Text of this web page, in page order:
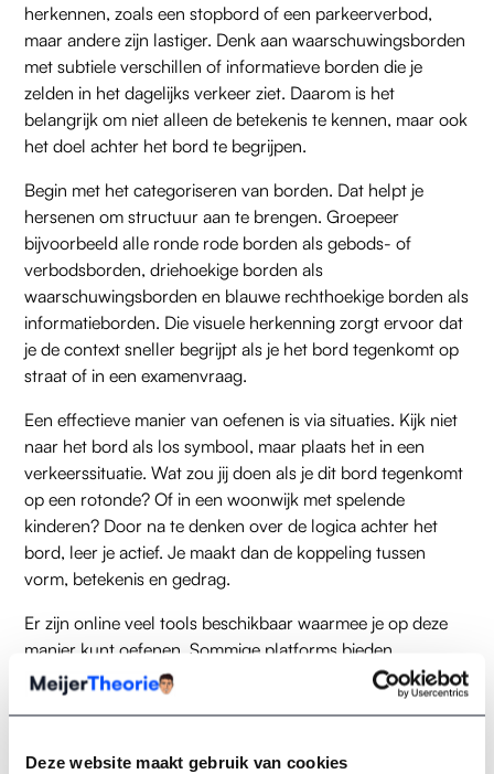
Deze website maakt gebruik van cookies
herkennen, zoals een stopbord of een parkeerverbod,
maar andere zijn lastiger. Denk aan waarschuwingsborden
met subtiele verschillen of informatieve borden die je
zelden in het dagelijks verkeer ziet. Daarom is het
belangrijk om niet alleen de betekenis te kennen, maar ook
het doel achter het bord te begrijpen.
Begin met het categoriseren van borden. Dat helpt je
hersenen om structuur aan te brengen. Groepeer
bijvoorbeeld alle ronde rode borden als gebods- of
verbodsborden, driehoekige borden als
waarschuwingsborden en blauwe rechthoekige borden als
informatieborden. Die visuele herkenning zorgt ervoor dat
je de context sneller begrijpt als je het bord tegenkomt op
straat of in een examenvraag.
Een effectieve manier van oefenen is via situaties. Kijk niet
naar het bord als los symbool, maar plaats het in een
verkeerssituatie. Wat zou jij doen als je dit bord tegenkomt
op een rotonde? Of in een woonwijk met spelende
kinderen? Door na te denken over de logica achter het
bord, leer je actief. Je maakt dan de koppeling tussen
vorm, betekenis en gedrag.
Er zijn online veel tools beschikbaar waarmee je op deze
manier kunt oefenen. Sommige platforms bieden
interactieve kaarten waarbij je borden in de juiste context
moet slepen of toetsen met foto’s van echte
variatie in je training te houden. Je leert dan niet alleen wát